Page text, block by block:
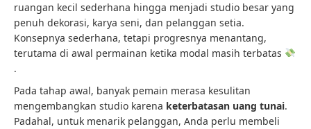
ruangan kecil sederhana hingga menjadi studio besar yang
penuh dekorasi, karya seni, dan pelanggan setia.
Konsepnya sederhana, tetapi progresnya menantang,
terutama di awal permainan ketika modal masih terbatas
.
Pada tahap awal, banyak pemain merasa kesulitan
mengembangkan studio karena keterbatasan uang tunai.
Padahal, untuk menarik pelanggan, Anda perlu membeli